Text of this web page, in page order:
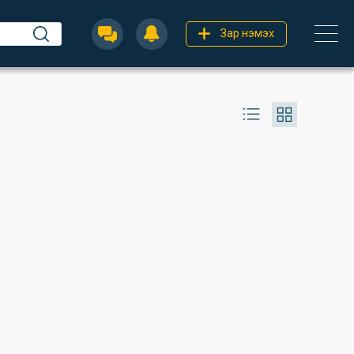
Зар нэмэх